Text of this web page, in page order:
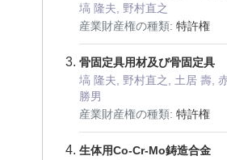
塙 隆夫, 野村直之
産業財産権の種類: 特許権
骨固定具用材及び骨固定具
塙 隆夫, 野村直之, 土居 壽,
勝男
産業財産権の種類: 特許権
生体用Co-Cr-Mo鋳造合金